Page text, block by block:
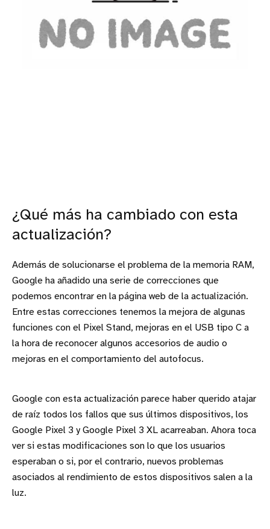
¿Qué más ha cambiado con esta
actualización?
Además de solucionarse el problema de la memoria RAM,
Google ha añadido una serie de correcciones que
podemos encontrar en la página web de la actualización.
Entre estas correcciones tenemos la mejora de algunas
funciones con el Pixel Stand, mejoras en el USB tipo C a
la hora de reconocer algunos accesorios de audio o
mejoras en el comportamiento del autofocus.
Google con esta actualización parece haber querido atajar
de raíz todos los fallos que sus últimos dispositivos, los
Google Pixel 3 y Google Pixel 3 XL acarreaban. Ahora toca
ver si estas modificaciones son lo que los usuarios
esperaban o si, por el contrario, nuevos problemas
asociados al rendimiento de estos dispositivos salen a la
luz.